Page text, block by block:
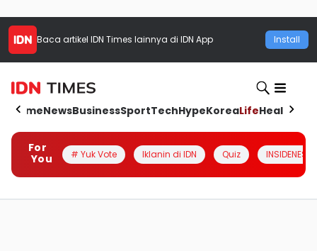
Baca artikel IDN Times lainnya di IDN App Install
HomeNewsBusinessSportTechHypeKoreaLifeHealth
For
You
# Yuk Vote Iklanin di IDN Quiz INSIDENESIA